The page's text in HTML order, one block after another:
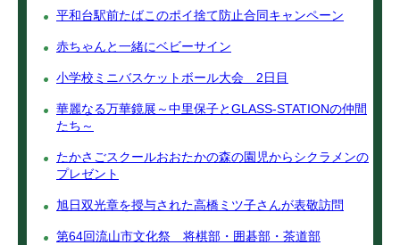
平和台駅前たばこのポイ捨て防止合同キャンペーン
赤ちゃんと一緒にベビーサイン
小学校ミニバスケットボール大会 2日目
華麗なる万華鏡展～中里保子とGLASS-STATIONの仲間
たち～
たかさごスクールおおたかの森の園児からシクラメンの
プレゼント
旭日双光章を授与された高橋ミツ子さんが表敬訪問
第64回流山市文化祭 将棋部・囲碁部・茶道部